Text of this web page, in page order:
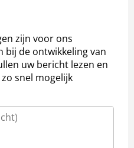
zijn voor ons
bij de ontwikkeling van
uw bericht lezen en
snel mogelijk